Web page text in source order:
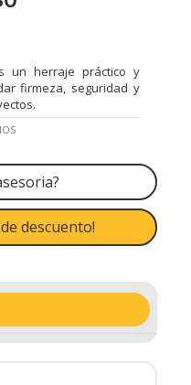
un herraje práctico y
firmeza, seguridad y
descuento!